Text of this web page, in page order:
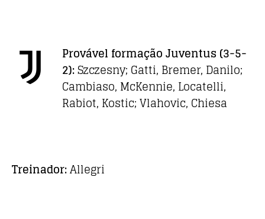
Provável formaçãoJuventus (3-5-
2):Szczesny; Gatti, Bremer, Danilo;
Cambiaso, McKennie, Locatelli,
Rabiot, Kostic; Vlahovic, Chiesa
Treinador:Allegri